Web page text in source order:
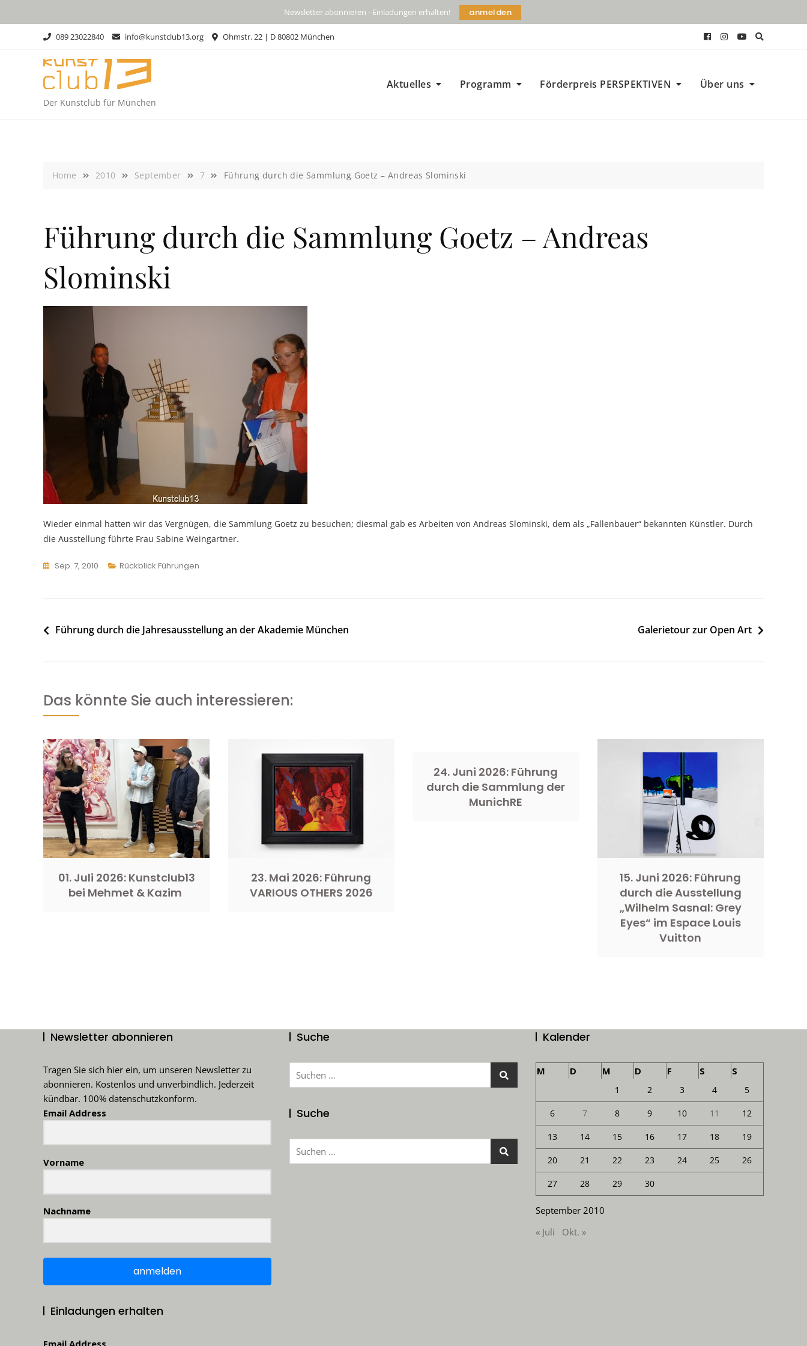
Newsletter abonnieren - Einladungen erhalten! anmelden
089 23022840 info@kunstclub13.org Ohmstr. 22 | D 80802 München
Der Kunstclub für München
Aktuelles Programm Förderpreis PERSPEKTIVEN Über uns
Home 2010 September 7 Führung durch die Sammlung Goetz – Andreas Slominski
Führung durch die Sammlung Goetz – Andreas
Slominski
Wieder einmal hatten wir das Vergnügen, die Sammlung Goetz zu besuchen; diesmal gab es Arbeiten von Andreas Slominski, dem als „Fallenbauer“ bekannten Künstler. Durch
die Ausstellung führte Frau Sabine Weingartner.
Sep. 7, 2010 Rückblick Führungen
Beitragsnavigation
Führung durch die Jahresausstellung an der Akademie München Galerietour zur Open Art
Das könnte Sie auch interessieren:
01. Juli 2026: Kunstclub13
bei Mehmet & Kazim
23. Mai 2026: Führung
VARIOUS OTHERS 2026
24. Juni 2026: Führung
durch die Sammlung der
MunichRE
15. Juni 2026: Führung
durch die Ausstellung
„Wilhelm Sasnal: Grey
Eyes“ im Espace Louis
Vuitton
Newsletter abonnieren
Tragen Sie sich hier ein, um unseren Newsletter zu
abonnieren. Kostenlos und unverbindlich. Jederzeit
kündbar. 100% datenschutzkonform.
Email Address
Vorname
Nachname
anmelden
Einladungen erhalten
Email Address
Suche
Suchen
Suche
Suchen
Kalender
September 2010
M D M D F S S
1 2 3 4 5
6 7 8 9 10 11 12
13 14 15 16 17 18 19
20 21 22 23 24 25 26
27 28 29 30
« Juli Okt. »